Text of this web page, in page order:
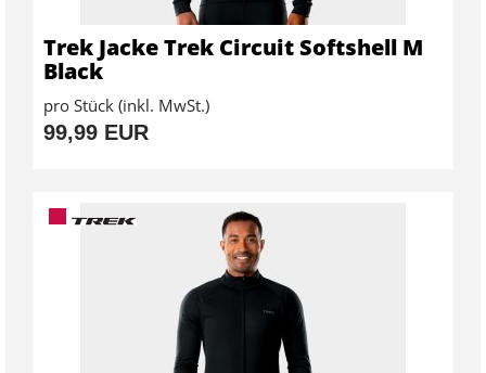
Trek Jacke Trek Circuit Softshell M
Black
pro Stück (inkl. MwSt.)
99,99 EUR